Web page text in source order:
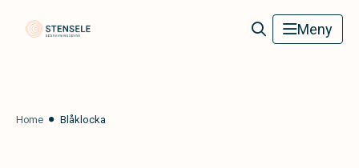
Meny
Home Blåklocka